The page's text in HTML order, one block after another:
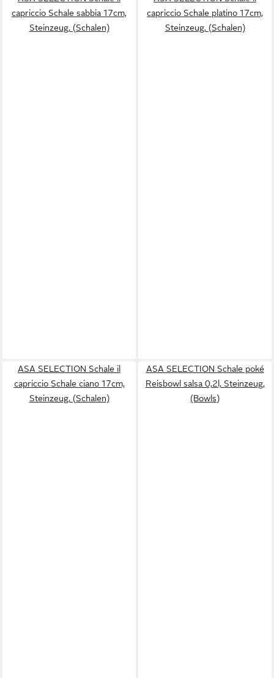
capriccio Schale sabbia 17cm,
Steinzeug, (Schalen)
capriccio Schale platino 17cm,
Steinzeug, (Schalen)
ASA SELECTION Schale il
capriccio Schale ciano 17cm,
Steinzeug, (Schalen)
ASA SELECTION Schale poké
Reisbowl salsa 0,2l, Steinzeug,
(Bowls)